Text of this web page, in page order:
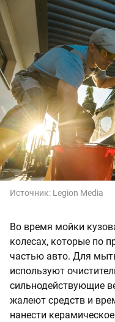
Источник: Legion Media
Во время мойки
колесах, которые по
частью авто. Для
используют
сильнодействующие
жалеют средств и
нанести